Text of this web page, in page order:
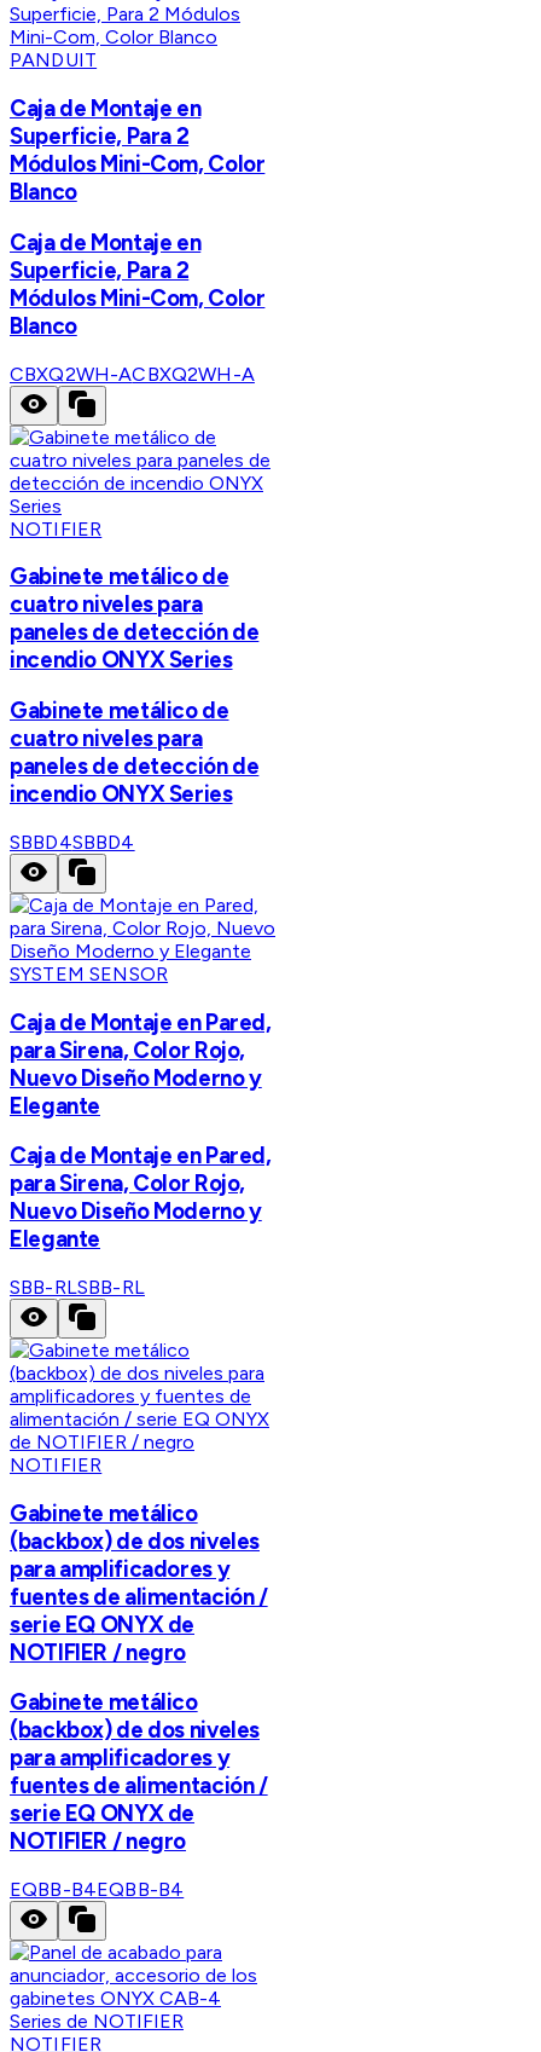
PANDUIT
Caja de Montaje en
Superficie, Para 2
Módulos Mini-Com, Color
Blanco
Caja de Montaje en
Superficie, Para 2
Módulos Mini-Com, Color
Blanco
CBXQ2WH-ACBXQ2WH-A
NOTIFIER
Gabinete metálico de
cuatro niveles para
paneles de detección de
incendio ONYX Series
Gabinete metálico de
cuatro niveles para
paneles de detección de
incendio ONYX Series
SBBD4SBBD4
SYSTEM SENSOR
Caja de Montaje en Pared,
para Sirena, Color Rojo,
Nuevo Diseño Moderno y
Elegante
Caja de Montaje en Pared,
para Sirena, Color Rojo,
Nuevo Diseño Moderno y
Elegante
SBB-RLSBB-RL
NOTIFIER
Gabinete metálico
(backbox) de dos niveles
para amplificadores y
fuentes de alimentación /
serie EQ ONYX de
NOTIFIER / negro
Gabinete metálico
(backbox) de dos niveles
para amplificadores y
fuentes de alimentación /
serie EQ ONYX de
NOTIFIER / negro
EQBB-B4EQBB-B4
NOTIFIER